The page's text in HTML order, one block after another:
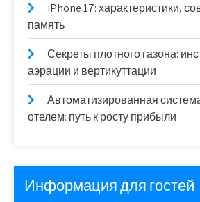
iPhone 17: характеристики,
память
Секреты плотного газона:
аэрации и вертикуттации
Автоматизированная
отелем: путь к росту прибыли
Информация для гостей